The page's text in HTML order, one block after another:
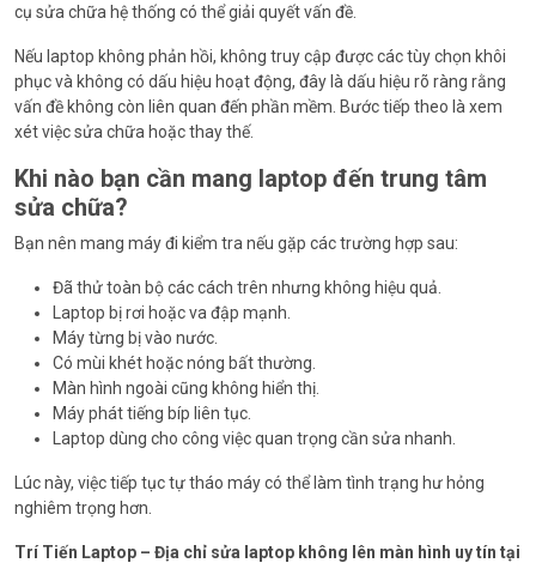
cụ sửa chữa hệ thống có thể giải quyết vấn đề.
Nếu laptop không phản hồi, không truy cập được các tùy chọn khôi
phục và không có dấu hiệu hoạt động, đây là dấu hiệu rõ ràng rằng
vấn đề không còn liên quan đến phần mềm. Bước tiếp theo là xem
xét việc sửa chữa hoặc thay thế.
Khi nào bạn cần mang laptop đến trung tâm
sửa chữa?
Bạn nên mang máy đi kiểm tra nếu gặp các trường hợp sau:
Đã thử toàn bộ các cách trên nhưng không hiệu quả.
Laptop bị rơi hoặc va đập mạnh.
Máy từng bị vào nước.
Có mùi khét hoặc nóng bất thường.
Màn hình ngoài cũng không hiển thị.
Máy phát tiếng bíp liên tục.
Laptop dùng cho công việc quan trọng cần sửa nhanh.
Lúc này, việc tiếp tục tự tháo máy có thể làm tình trạng hư hỏng
nghiêm trọng hơn.
Trí Tiến Laptop – Địa chỉ sửa laptop không lên màn hình uy tín tại